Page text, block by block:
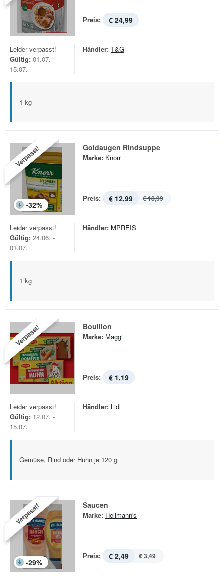
Preis: € 24,99
Leider verpasst!
Gültig: 01.07. -
15.07.
Händler: T&G
1 kg
Verpasst!
-32%
Goldaugen Rindsuppe
Marke: Knorr
Preis: € 12,99 € 18,99
Leider verpasst!
Gültig: 24.06. -
01.07.
Händler: MPREIS
1 kg
Verpasst! Bouillon
Marke: Maggi
Preis: € 1,19
Leider verpasst!
Gültig: 12.07. -
15.07.
Händler: Lidl
Gemüse, Rind oder Huhn je 120 g
Verpasst!
-29%
Saucen
Marke: Hellmann's
Preis: € 2,49 € 3,49